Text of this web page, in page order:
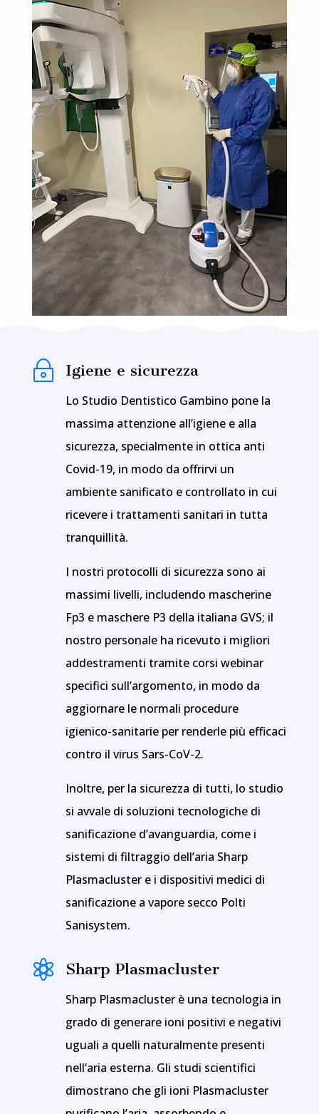
~ Igiene e sicurezza
Lo Studio Dentistico Gambino pone la
massima attenzione all’igiene e alla
sicurezza, specialmente in ottica anti
Covid-19, in modo da offrirvi un
ambiente sanificato e controllato in cui
ricevere i trattamenti sanitari in tutta
tranquillità.
I nostri protocolli di sicurezza sono ai
massimi livelli, includendo mascherine
Fp3 e maschere P3 della italiana GVS; il
nostro personale ha ricevuto i migliori
addestramenti tramite corsi webinar
specifici sull’argomento, in modo da
aggiornare le normali procedure
igienico-sanitarie per renderle più efficaci
contro il virus Sars-CoV-2.
Inoltre, per la sicurezza di tutti, lo studio
si avvale di soluzioni tecnologiche di
sanificazione d’avanguardia, come i
sistemi di filtraggio dell’aria Sharp
Plasmacluster e i dispositivi medici di
sanificazione a vapore secco Polti
Sanisystem.
 Sharp Plasmacluster
Sharp Plasmacluster è una tecnologia in
grado di generare ioni positivi e negativi
uguali a quelli naturalmente presenti
nell’aria esterna. Gli studi scientifici
dimostrano che gli ioni Plasmacluster